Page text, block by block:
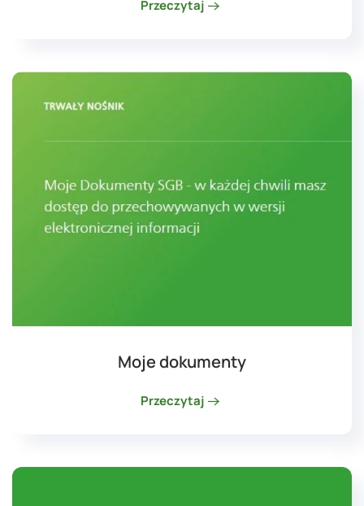
Przeczytaj
Moje dokumenty
Przeczytaj